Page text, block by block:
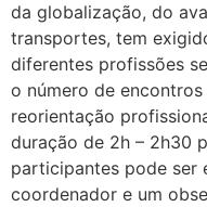
da globalização, do
transportes, tem
diferentes profissões
o número de
reorientação
duração de 2h – 2h30
participantes pode ser
coordenador e um